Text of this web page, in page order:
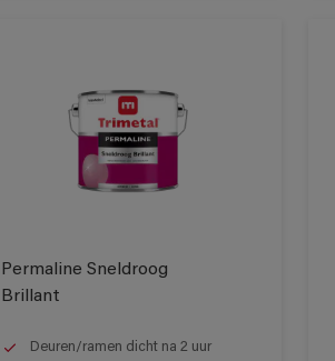
Permaline Sneldroog
Brillant
Deuren/ramen dicht na 2 uur